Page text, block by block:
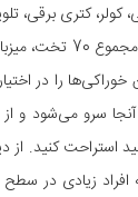
کتری برقی،
با داشتن 4
را در
سرو می‌شود و
زیادی در سطح